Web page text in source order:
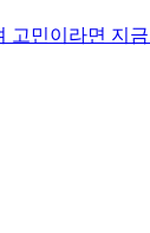
고민이라면 지